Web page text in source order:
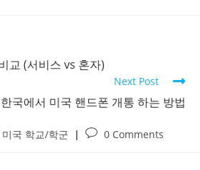
교 (서비스 vs 혼자)
Next Post
한국에서 미국 핸드폰 개통 하는 방법
미국 학교/학군 0 Comments